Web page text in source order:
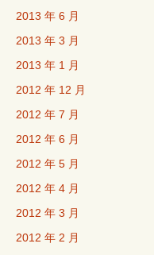
2013 年 6 月
2013 年 3 月
2013 年 1 月
2012 年 12 月
2012 年 7 月
2012 年 6 月
2012 年 5 月
2012 年 4 月
2012 年 3 月
2012 年 2 月